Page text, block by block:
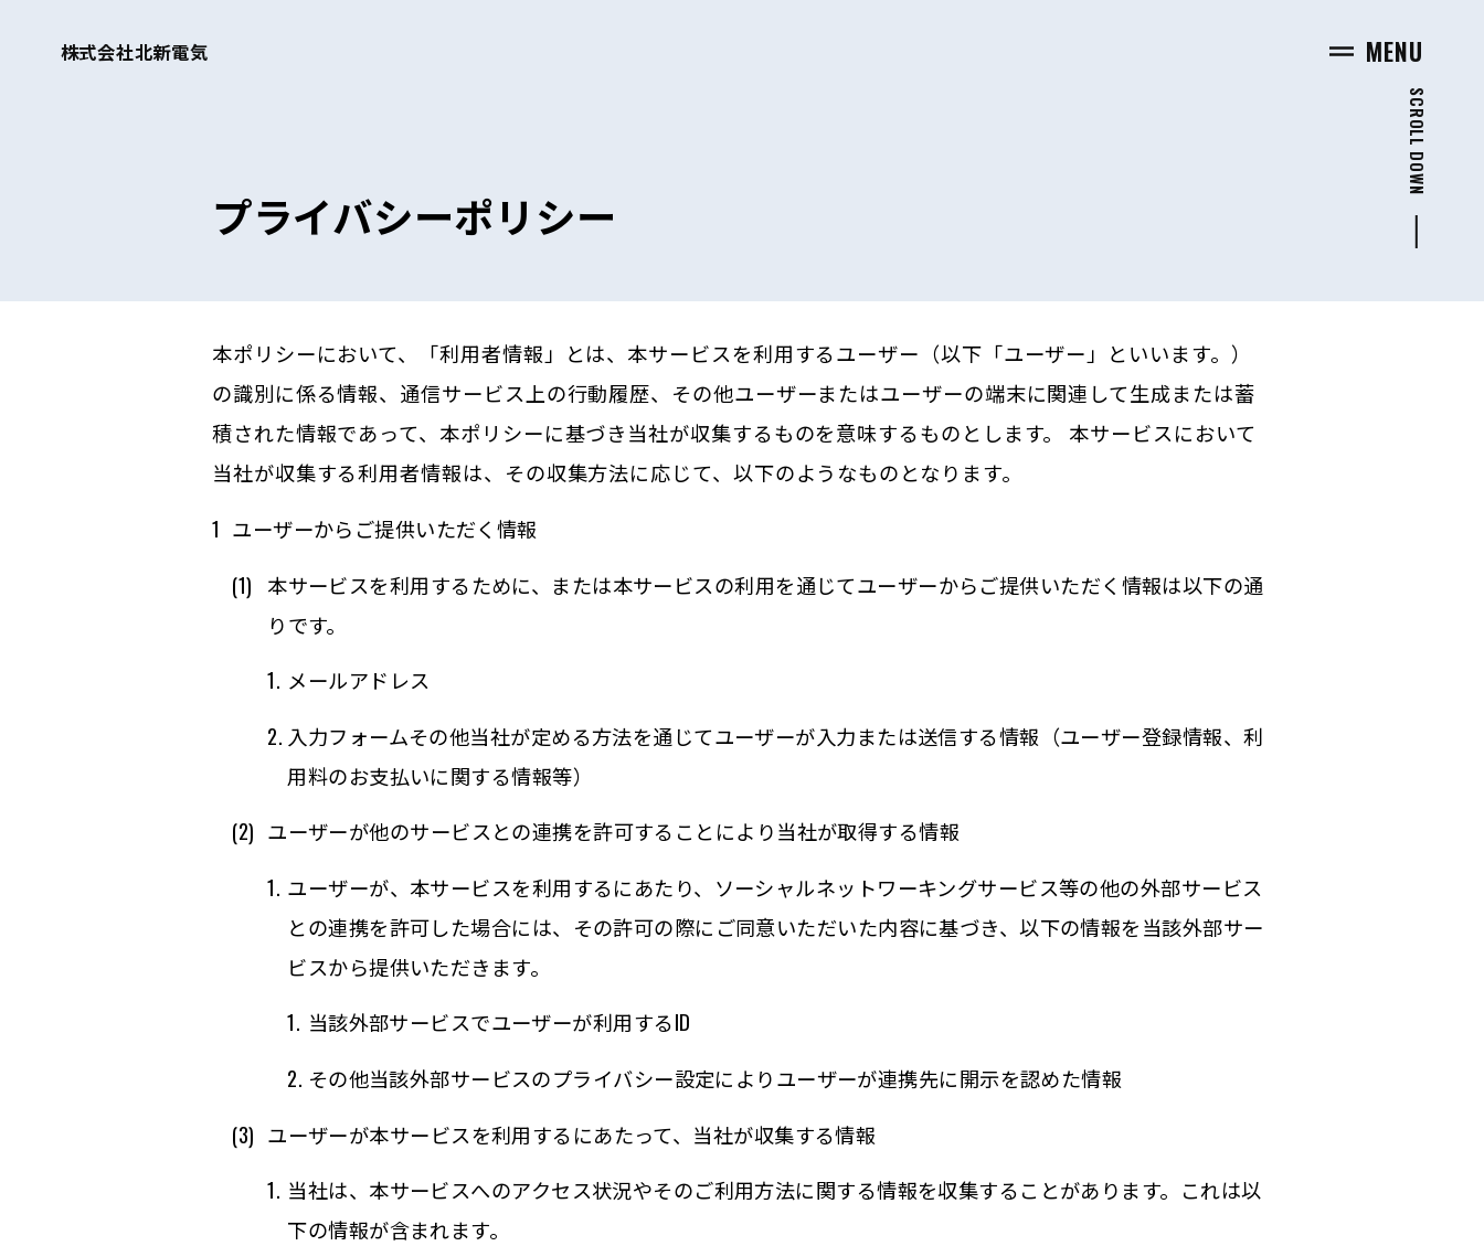
株式会社北新電気 MENU
プライバシーポリシー
SCROLL DOWN
本ポリシーにおいて、「利用者情報」とは、本サービスを利用するユーザー（以下「ユーザー」といいます。）
の識別に係る情報、通信サービス上の行動履歴、その他ユーザーまたはユーザーの端末に関連して生成または蓄
積された情報であって、本ポリシーに基づき当社が収集するものを意味するものとします。 本サービスにおいて
当社が収集する利用者情報は、その収集方法に応じて、以下のようなものとなります。
ユーザーからご提供いただく情報
本サービスを利用するために、または本サービスの利用を通じてユーザーからご提供いただく情報は以下の通
りです。
メールアドレス
入力フォームその他当社が定める方法を通じてユーザーが入力または送信する情報（ユーザー登録情報、利
用料のお支払いに関する情報等）
ユーザーが他のサービスとの連携を許可することにより当社が取得する情報
ユーザーが、本サービスを利用するにあたり、ソーシャルネットワーキングサービス等の他の外部サービス
との連携を許可した場合には、その許可の際にご同意いただいた内容に基づき、以下の情報を当該外部サー
ビスから提供いただきます。
当該外部サービスでユーザーが利用するID
その他当該外部サービスのプライバシー設定によりユーザーが連携先に開示を認めた情報
ユーザーが本サービスを利用するにあたって、当社が収集する情報
当社は、本サービスへのアクセス状況やそのご利用方法に関する情報を収集することがあります。これは以
下の情報が含まれます。